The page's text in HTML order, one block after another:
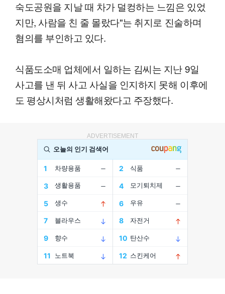
숙도공원을 지날 때 차가 덜컹하는 느낌은 있었
지만, 사람을 친 줄 몰랐다"는 취지로 진술하며
혐의를 부인하고 있다.
식품도소매 업체에서 일하는 김씨는 지난 9일
사고를 낸 뒤 사고 사실을 인지하지 못해 이후에
도 평상시처럼 생활해왔다고 주장했다.
ADVERTISEMENT